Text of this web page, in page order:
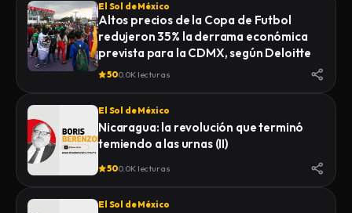
El Sol de México
Altos precios de la Copa de Futbol
redujeron 35% la derrama económica
prevista para la CDMX, según Deloitte
500.0K lecturas
El Sol de México
Nicaragua: la revolución que terminó
temiendo a las urnas (II)
500.0K lecturas
El Sol de México